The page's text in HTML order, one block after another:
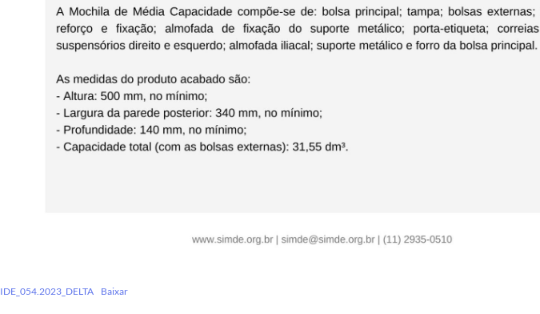
IDE_054.2023_DELTA Baixar